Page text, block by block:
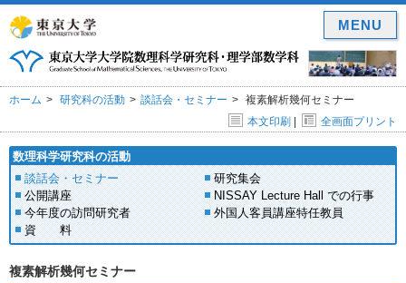
ホーム 研究科の活動 談話会・セミナー
複素解析幾何セミナー
本文印刷 | 全画面プリント
数理科学研究科の活動
談話会・セミナー
研究集会
公開講座
NISSAY Lecture Hall での行事
今年度の訪問研究者
外国人客員講座特任教員
資 料
複素解析幾何セミナー
MENU